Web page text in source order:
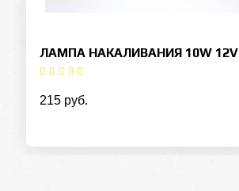
ЛАМПА НАКАЛИВАНИЯ 10W 12V
215 руб.